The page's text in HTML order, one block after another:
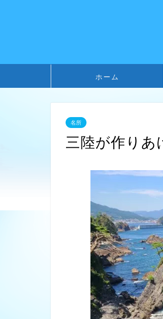
ホーム
名所
三陸が作りあ